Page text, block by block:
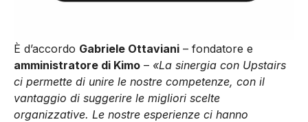
È d’accordo Gabriele Ottaviani – fondatore e
amministratore di Kimo – «La sinergia con Upstairs
ci permette di unire le nostre competenze, con il
vantaggio di suggerire le migliori scelte
organizzative. Le nostre esperienze ci hanno